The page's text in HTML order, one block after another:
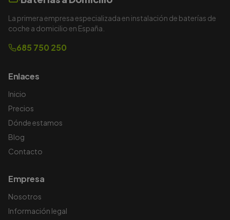
La primera empresa especializada en instalación de baterías de
coche a domicilio en España.
685 750 250
Enlaces
Inicio
Precios
Dónde estamos
Blog
Contacto
Empresa
Nosotros
Información legal